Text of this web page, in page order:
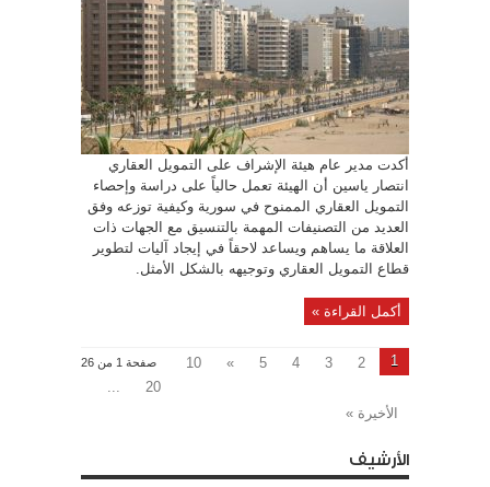
العقاري”:
دراسة
وإحصاء
التمويل
العقاري
الممنوح
مغلقة
أكدت مدير عام هيئة الإشراف على التمويل العقاري
انتصار ياسين أن الهيئة تعمل حالياً على دراسة وإحصاء
التمويل العقاري الممنوح في سورية وكيفية توزعه وفق
العديد من التصنيفات المهمة بالتنسيق مع الجهات ذات
العلاقة ما يساهم ويساعد لاحقاً في إيجاد آليات لتطوير
قطاع التمويل العقاري وتوجيهه بالشكل الأمثل.
أكمل القراءة »
صفحة 1 من 26 1
2
3
4
5
»
10
20
...
الأخيرة »
الأرشيف